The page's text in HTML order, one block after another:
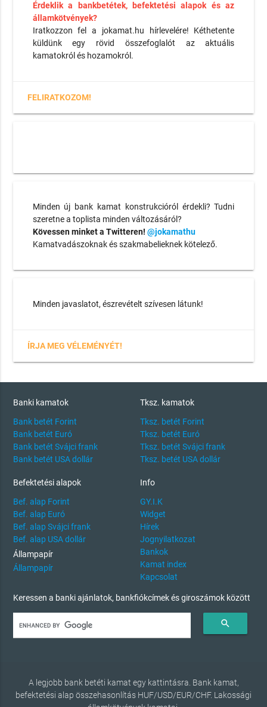
Érdeklik a bankbetétek, befektetési alapok és az
államkötvények?
Iratkozzon fel a jokamat.hu hírlevelére! Kéthetente
küldünk egy rövid összefoglalót az aktuális
kamatokról és hozamokról.
FELIRATKOZOM!
Minden új bank kamat konstrukcióról érdekli? Tudni
szeretne a toplista minden változásáról?
Kövessen minket a Twitteren! @jokamathu
Kamatvadászoknak és szakmabelieknek kötelező.
Minden javaslatot, észrevételt szívesen látunk!
ÍRJA MEG VÉLEMÉNYÉT!
Banki kamatok
Bank betét Forint
Bank betét Euró
Bank betét Svájci frank
Bank betét USA dollár
Tksz. kamatok
Tksz. betét Forint
Tksz. betét Euró
Tksz. betét Svájci frank
Tksz. betét USA dollár
Befektetési alapok
Bef. alap Forint
Bef. alap Euró
Bef. alap Svájci frank
Bef. alap USA dollár
Állampapír
Állampapír
Info
GY.I.K
Widget
Hírek
Jognyilatkozat
Bankok
Kamat index
Kapcsolat
Keressen a banki ajánlatok, bankfiókcímek és giroszámok között
search
A legjobb bank betéti kamat egy kattintásra. Bank kamat,
befektetési alap összehasonlítás HUF/USD/EUR/CHF. Lakossági